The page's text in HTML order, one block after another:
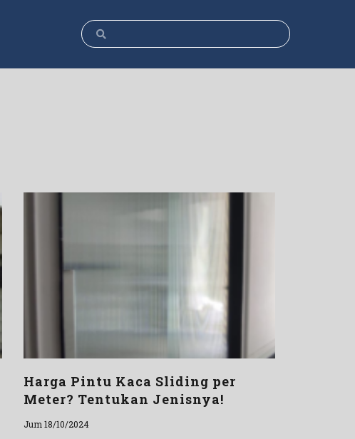
Harga Pintu Kaca Sliding per
Meter? Tentukan Jenisnya!
Jum 18/10/2024